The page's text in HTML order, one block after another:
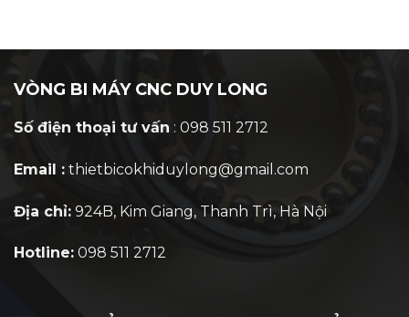
VÒNG BI MÁY CNC DUY LONG
Số điện thoại tư vấn : 098 511 2712
Email : thietbicokhiduylong@gmail.com
Địa chỉ: 924B, Kim Giang, Thanh Trì, Hà Nội
Hotline: 098 511 2712